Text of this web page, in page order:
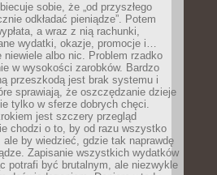
sobie, że „od przyszłego
odkładać pieniądze”. Potem
a wraz z nią rachunki,
wydatki, okazje, promocje i…
niewiele albo nic. Problem rzadko
w wysokości zarobków. Bardzo
przeszkodą jest brak systemu i
sprawiają, że oszczędzanie dzieje
tylko w sferze dobrych chęci.
jest szczery przegląd
chodzi o to, by od razu wszystko
ale by wiedzieć, gdzie tak naprawdę
Zapisanie wszystkich wydatków
potrafi być brutalnym, ale niezwykle